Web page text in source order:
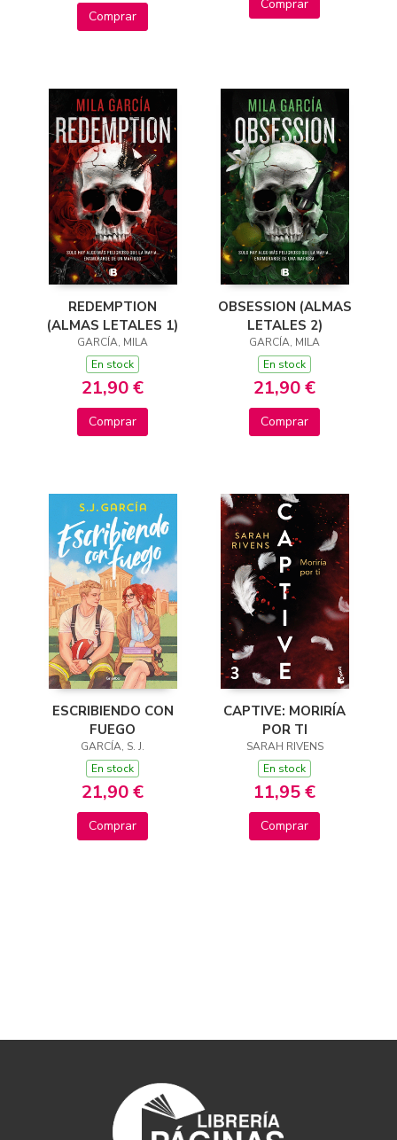
Comprar
Comprar
REDEMPTION
(ALMAS LETALES 1)
GARCÍA, MILA
En stock
21,90 €
Comprar
OBSESSION (ALMAS
LETALES 2)
GARCÍA, MILA
En stock
21,90 €
Comprar
ESCRIBIENDO CON
FUEGO
GARCÍA, S. J.
En stock
21,90 €
Comprar
CAPTIVE: MORIRÍA
POR TI
SARAH RIVENS
En stock
11,95 €
Comprar